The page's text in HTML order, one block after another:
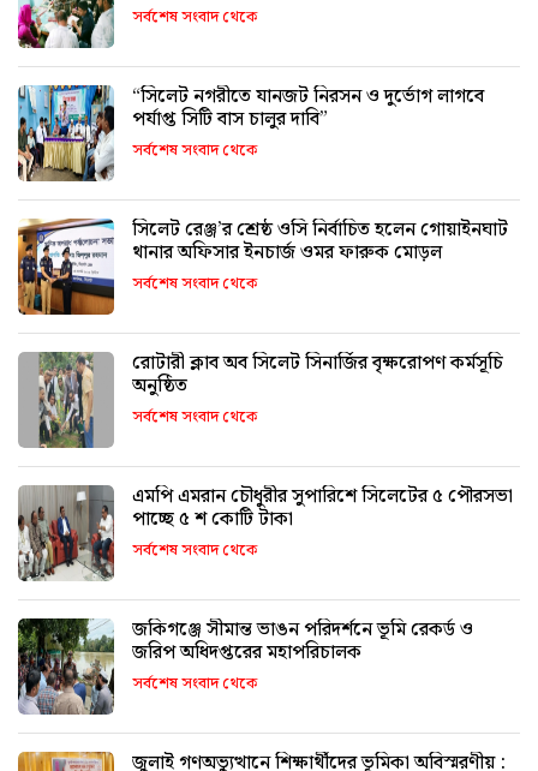
সর্বশেষ সংবাদ থেকে
“সিলেট নগরীতে যানজট নিরসন ও দুর্ভোগ লাগবে
পর্যাপ্ত সিটি বাস চালুর দাবি”
সর্বশেষ সংবাদ থেকে
সিলেট রেঞ্জ’র শ্রেষ্ঠ ওসি নির্বাচিত হলেন গোয়াইনঘাট
থানার অফিসার ইনচার্জ ওমর ফারুক মোড়ল
সর্বশেষ সংবাদ থেকে
রোটারী ক্লাব অব সিলেট সিনার্জির বৃক্ষরোপণ কর্মসূচি
অনুষ্ঠিত
সর্বশেষ সংবাদ থেকে
এমপি এমরান চৌধুরীর সুপারিশে সিলেটের ৫ পৌরসভা
পাচ্ছে ৫ শ কোটি টাকা
সর্বশেষ সংবাদ থেকে
জকিগঞ্জে সীমান্ত ভাঙন পরিদর্শনে ভূমি রেকর্ড ও
জরিপ অধিদপ্তরের মহাপরিচালক
সর্বশেষ সংবাদ থেকে
জুলাই গণঅভ্যুত্থানে শিক্ষার্থীদের ভূমিকা অবিস্মরণীয় :